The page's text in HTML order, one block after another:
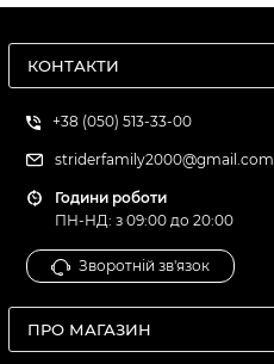
КОНТАКТИ
+38 (050) 513-33-00
striderfamily2000@gmail.com
Години роботи
ПН-НД: з 09:00 до 20:00
Зворотній зв'язок
ПРО МАГАЗИН